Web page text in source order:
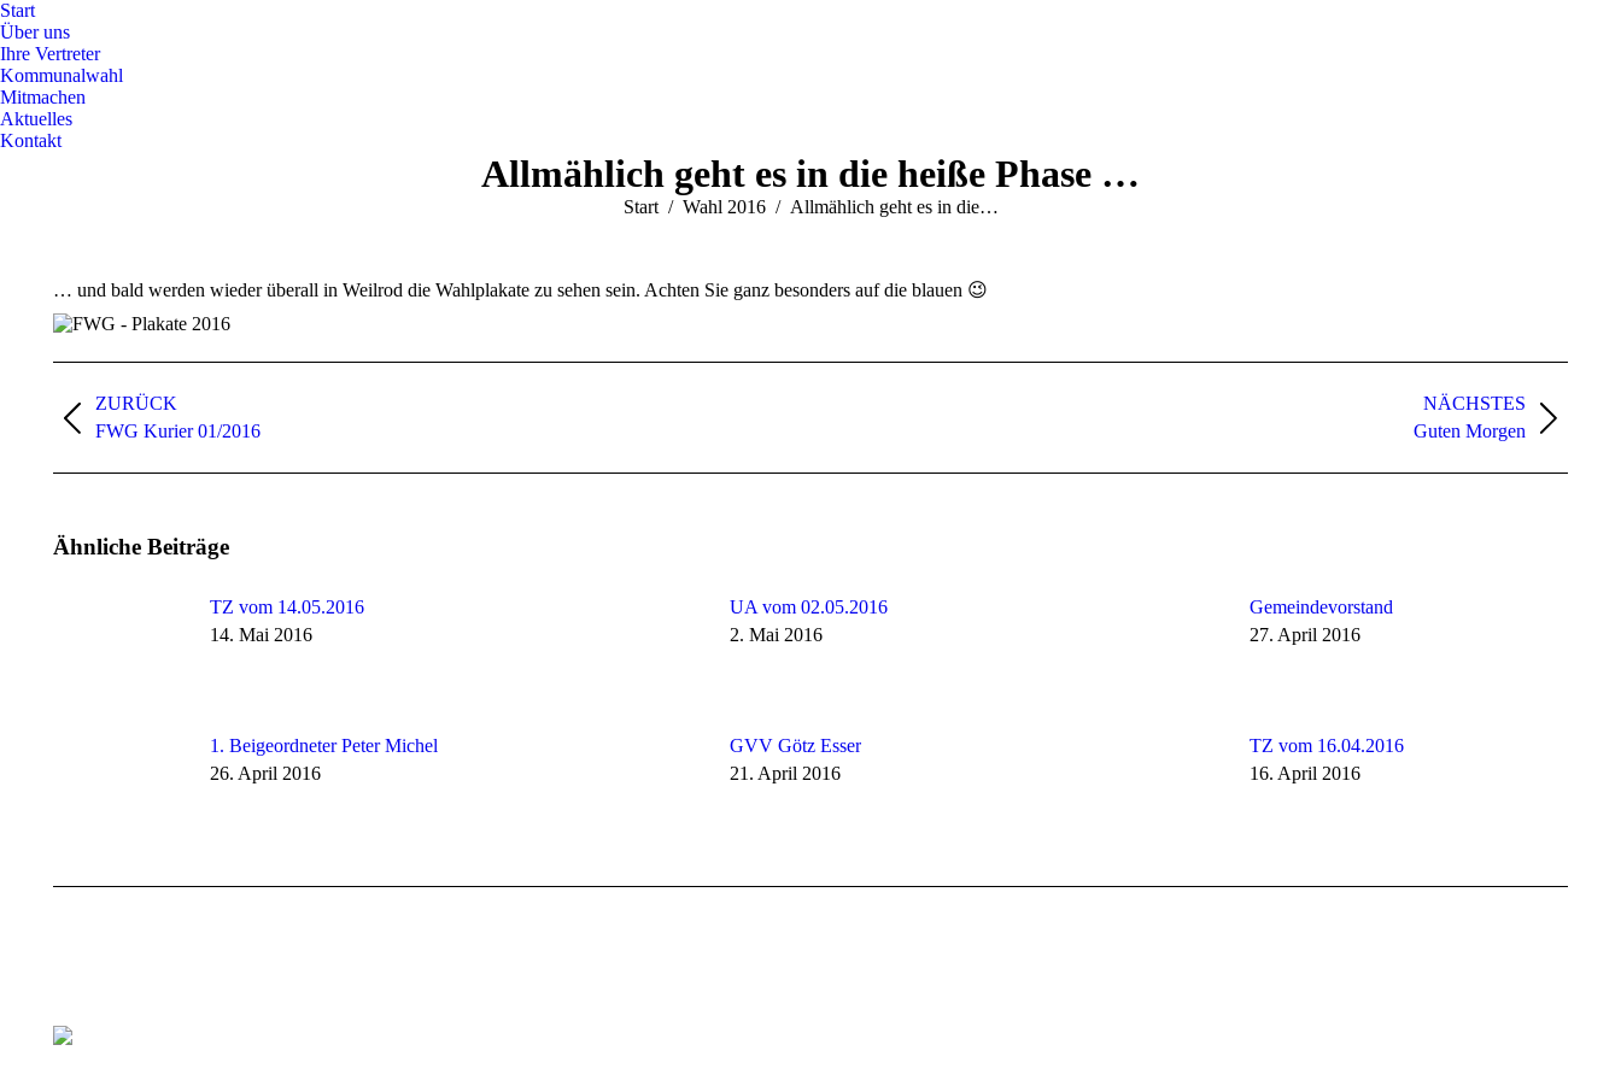
Start
Über uns
Ihre Vertreter
Kommunalwahl
Mitmachen
Aktuelles
Kontakt
Allmählich geht es in die heiße Phase …
Sie befinden sich hier:
Start Wahl 2016 Allmählich geht es in die…
… und bald werden wieder überall in Weilrod die Wahlplakate zu sehen sein. Achten Sie ganz besonders auf die blauen 😉
ZURÜCK
Vorheriger
FWG Kurier 01/2016
NÄCHSTES
Guten Morgen
Ähnliche Beiträge
TZ vom 14.05.2016
14. Mai 2016
UA vom 02.05.2016
2. Mai 2016
Gemeindevorstand
27. April 2016
1. Beigeordneter Peter Michel
26. April 2016
GVV Götz Esser
21. April 2016
TZ vom 16.04.2016
16. April 2016